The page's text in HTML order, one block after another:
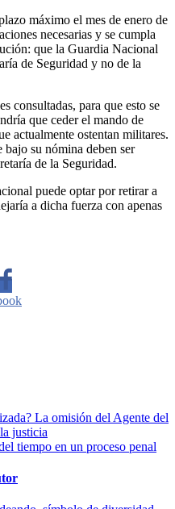
máximo el mes de enero de
necesarias y se cumpla
que la Guardia Nacional
de Seguridad y no de la
consultadas, para que esto se
que ceder el mando de
actualmente ostentan militares.
su nómina deben ser
de la Seguridad.
puede optar por retirar a
a dicha fuerza con apenas
La omisión del Agente del
justicia
tiempo en un proceso penal